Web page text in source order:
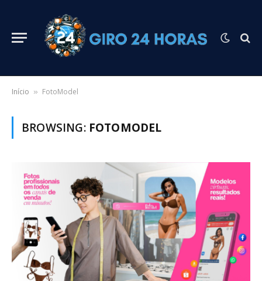
Início » FotoModel
BROWSING: FOTOMODEL